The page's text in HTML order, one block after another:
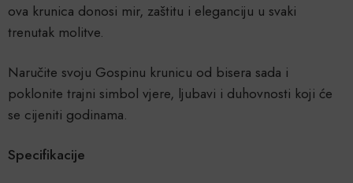
ova krunica donosi mir, zaštitu i eleganciju u svaki
trenutak molitve.
Naručite svoju Gospinu krunicu od bisera sada i
poklonite trajni simbol vjere, ljubavi i duhovnosti koji će
se cijeniti godinama.
Specifikacije